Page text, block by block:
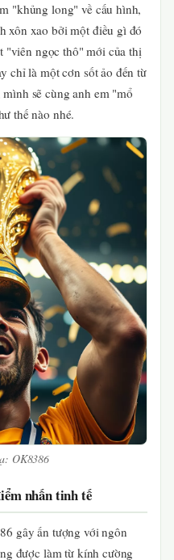
"khủng long" về cấu hình,
xôn xao bởi một điều gì đó
"viên ngọc thô" mới của thị
chỉ là một cơn sốt ảo đến từ
sẽ cùng anh em "mổ
thế nào nhé.
OK8386
nhấn tinh tế
gây ấn tượng với ngôn
được làm từ kính cường